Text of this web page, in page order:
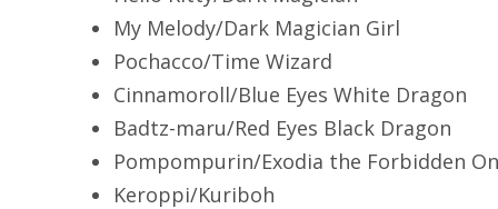
My Melody/Dark Magician Girl
Pochacco/Time Wizard
Cinnamoroll/Blue Eyes White Dragon
Badtz-maru/Red Eyes Black Dragon
Pompompurin/Exodia the Forbidden
Keroppi/Kuriboh